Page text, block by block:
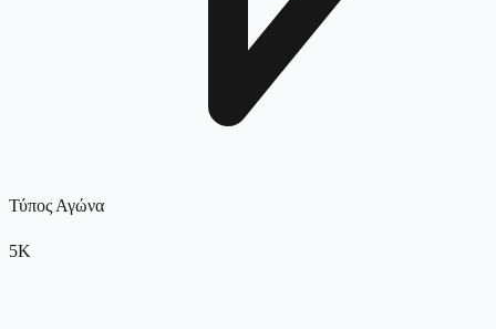
Τύπος Αγώνα
5K